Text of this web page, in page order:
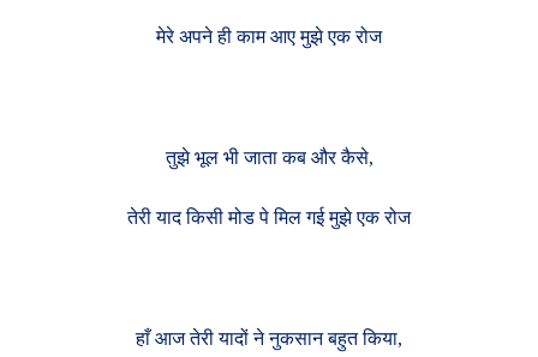
मेरे अपने ही काम आए मुझे एक रोज
तुझे भूल भी जाता कब और कैसे,
तेरी याद किसी मोड पे मिल गई मुझे एक रोज
हाँ आज तेरी यादों ने नुकसान बहुत किया,